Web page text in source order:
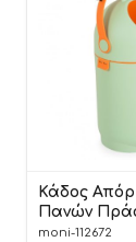
Κάδος
Πανών
Nubbi
moni-112672